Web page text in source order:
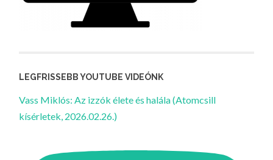
LEGFRISSEBB YOUTUBE VIDEÓNK
Vass Miklós: Az izzók élete és halála (Atomcsill
kísérletek, 2026.02.26.)